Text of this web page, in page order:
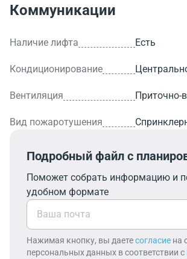
Коммуникации
Наличие лифта Есть
Кондиционирование
Вентиляция Приточно-
Вид пожаротушения
Подробный файл с
Поможет собрать информацию и
удобном формате
Нажимая кнопку, вы даетесогласие на
персональных данных в соответствии с